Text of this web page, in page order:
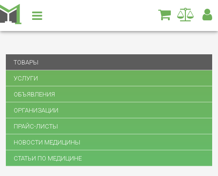
ТОВАРЫ
УСЛУГИ
ОБЪЯВЛЕНИЯ
ОРГАНИЗАЦИИ
ПРАЙС-ЛИСТЫ
НОВОСТИ МЕДИЦИНЫ
СТАТЬИ ПО МЕДИЦИНЕ